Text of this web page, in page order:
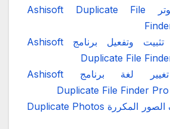
الكمبيوتر Ashisoft Duplicate File
شرح تثبيت وتفعيل برنامج Ashisoft
Duplicate File
تغيير لغة برنامج Ashisoft
Duplicate File Finder Pro
برنامج حذف الصور المكررة Duplicate Photos